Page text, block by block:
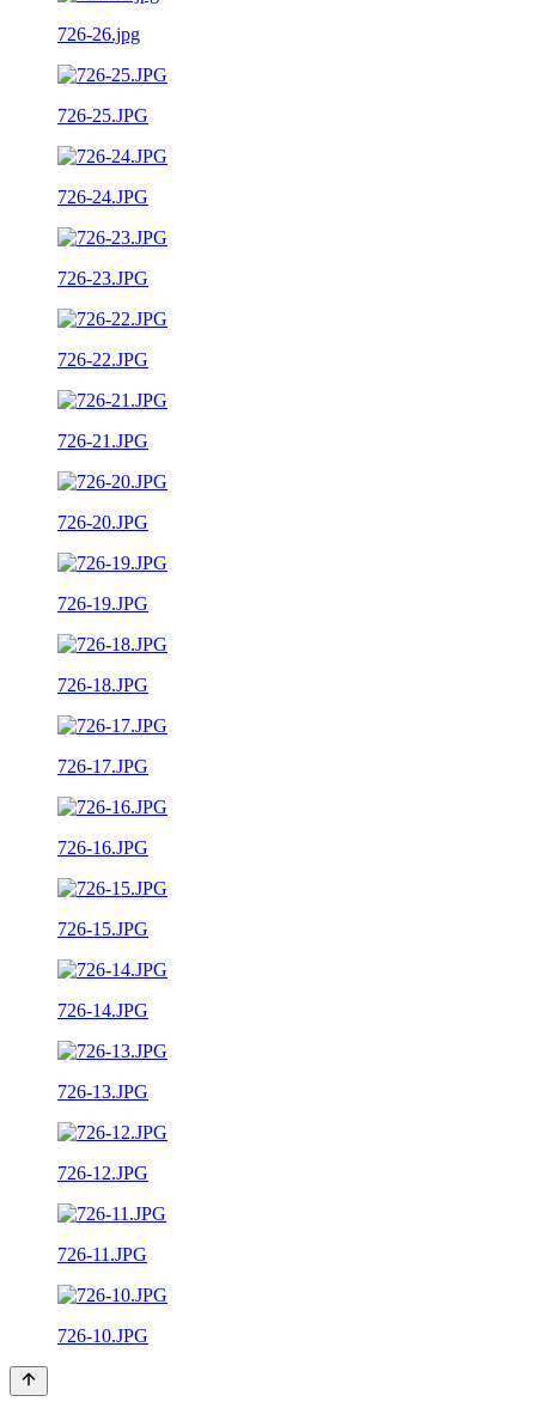
726-26.jpg
726-25.JPG
726-24.JPG
726-23.JPG
726-22.JPG
726-21.JPG
726-20.JPG
726-19.JPG
726-18.JPG
726-17.JPG
726-16.JPG
726-15.JPG
726-14.JPG
726-13.JPG
726-12.JPG
726-11.JPG
726-10.JPG